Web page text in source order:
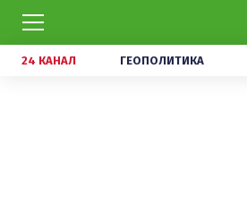
24 КАНАЛ ГЕОПОЛИТИКА